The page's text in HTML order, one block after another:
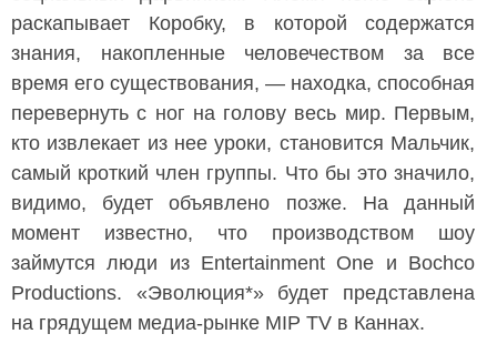
раскапывает Коробку, в которой содержатся
знания, накопленные человечеством за все
время его существования, — находка, способная
перевернуть с ног на голову весь мир. Первым,
кто извлекает из нее уроки, становится Мальчик,
самый кроткий член группы. Что бы это значило,
видимо, будет объявлено позже. На данный
момент известно, что производством шоу
займутся люди из Entertainment One и Bochco
Productions. «Эволюция*» будет представлена
на грядущем медиа-рынке MIP TV в Каннах.